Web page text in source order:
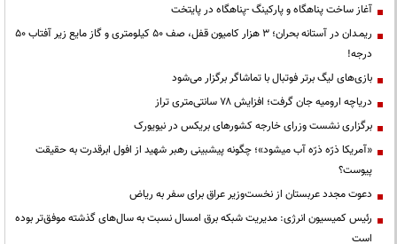
آغاز ساخت پناهگاه و پارکینگ -پناهگاه در پایتخت
ریمـدان در آستانه بحران؛ ۳ هزار کامیون قفل، صف ۵۰ کیلومتری و گاز مایع زیر آفتاب ۵۰
درجه!
بازی‌های لیگ برتر فوتبال با تماشاگر برگزار می‌شود
دریاچه ارومیه جان گرفت؛ افزایش ۷۸ سانتی‌متری تراز
برگزاری نشست وزرای خارجه کشورهای بریکس در نیویورک
«آمریکا ذرّه ذرّه آب میشود»؛ چگونه پیشبینی رهبر شهید از افول ابرقدرت به حقیقت
پیوست؟
دعوت مجدد عربستان از نخست‌وزیر عراق برای سفر به ریاض
رئیس کمیسیون انرژی: مدیریت شبکه برق امسال نسبت به سال‌های گذشته موفق‌تر بوده
است